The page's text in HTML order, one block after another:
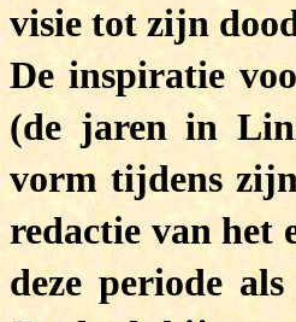
visie tot zijn
De inspiratie
(de jaren in
vorm tijdens zijn
redactie van het
deze periode